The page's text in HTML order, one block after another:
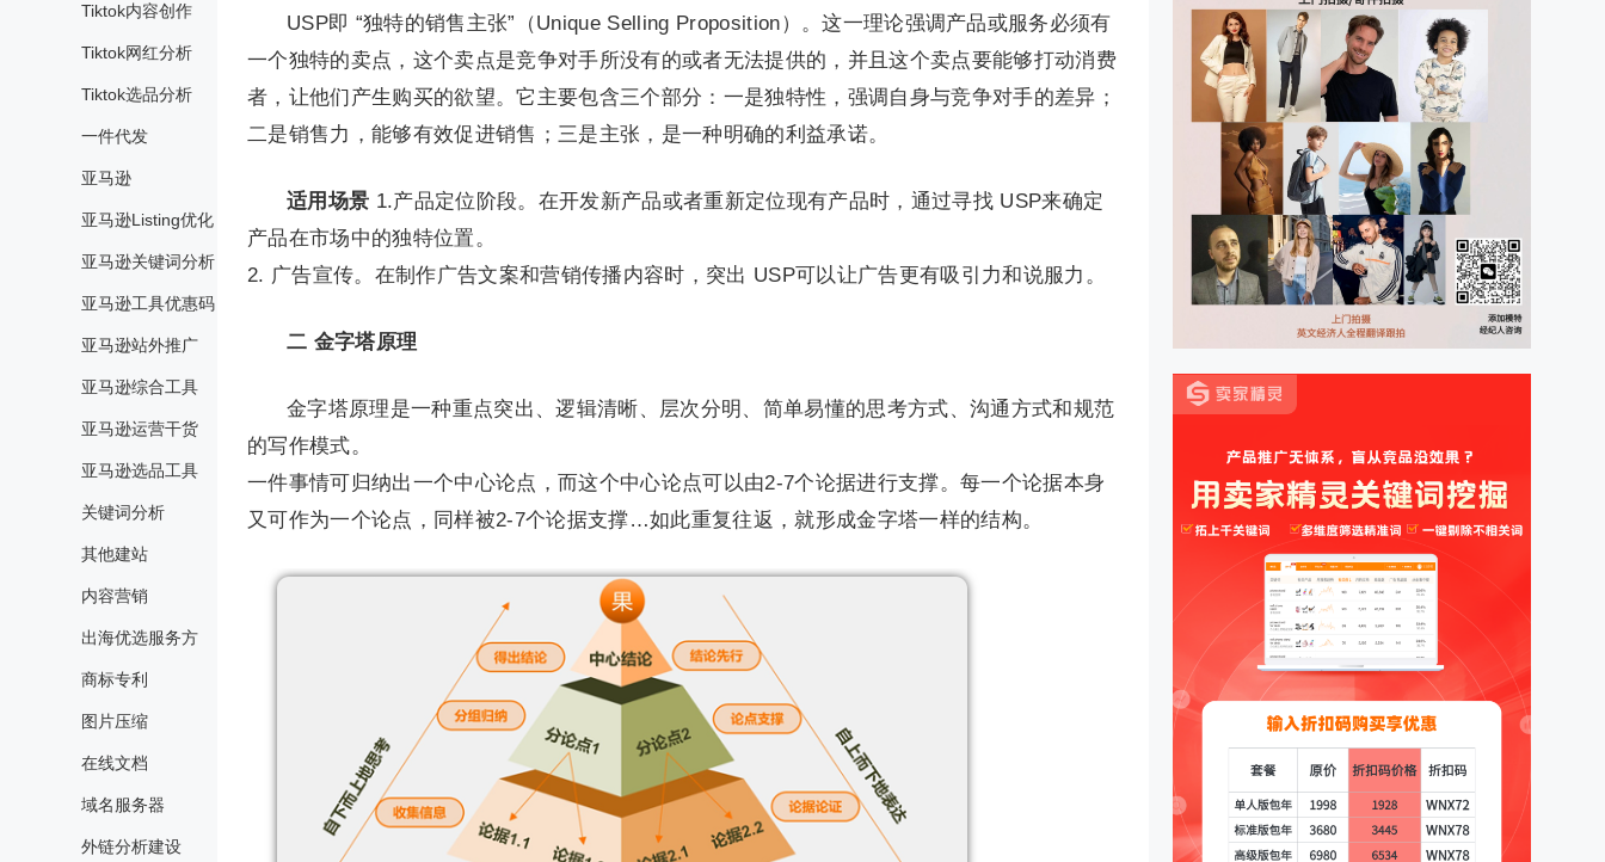
Tiktok内容创作
Tiktok网红分析
Tiktok选品分析
一件代发
亚马逊
亚马逊Listing优化
亚马逊关键词分析
亚马逊工具优惠码
亚马逊站外推广
亚马逊综合工具
亚马逊运营干货
亚马逊选品工具
关键词分析
其他建站
内容营销
出海优选服务方
商标专利
图片压缩
在线文档
域名服务器
外链分析建设
USP即 “独特的销售主张”（Unique Selling Proposition）。这一理论强调产品或服务必须有
一个独特的卖点，这个卖点是竞争对手所没有的或者无法提供的，并且这个卖点要能够打动消费
者，让他们产生购买的欲望。它主要包含三个部分：一是独特性，强调自身与竞争对手的差异；
二是销售力，能够有效促进销售；三是主张，是一种明确的利益承诺。
适用场景 1.产品定位阶段。在开发新产品或者重新定位现有产品时，通过寻找 USP来确定
产品在市场中的独特位置。
2. 广告宣传。在制作广告文案和营销传播内容时，突出 USP可以让广告更有吸引力和说服力。
二 金字塔原理
金字塔原理是一种重点突出、逻辑清晰、层次分明、简单易懂的思考方式、沟通方式和规范
的写作模式。
一件事情可归纳出一个中心论点，而这个中心论点可以由2-7个论据进行支撑。每一个论据本身
又可作为一个论点，同样被2-7个论据支撑…如此重复往返，就形成金字塔一样的结构。